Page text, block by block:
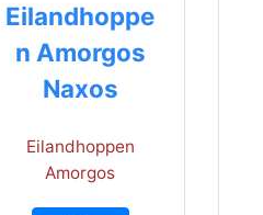
Eilandhoppe
n Amorgos
Naxos
Eilandhoppen
Amorgos